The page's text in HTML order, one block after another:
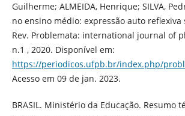
Guilherme; ALMEIDA, Henrique; SILVA,
no ensino médio: expressão auto reflexiva
Rev. Problemata: international journal of
n.1 , 2020. Disponível em:
https://periodicos.ufpb.br/index.php/
Acesso em 09 de jan. 2023.
BRASIL. Ministério da Educação. Resumo